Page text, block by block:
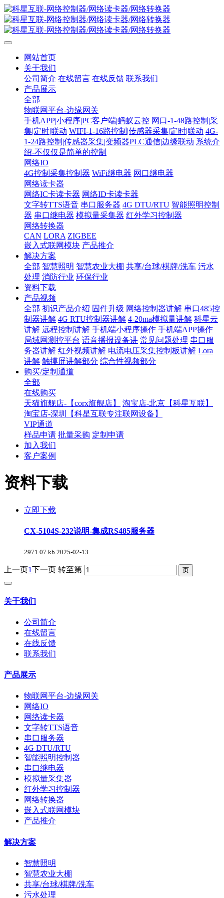
网站首页
关于我们
公司简介 在线留言 在线反馈 联系我们
产品展示
全部
物联网平台-边缘网关
手机APP|小程序|PC客户端|蚂蚁云控 网口-1-48路控制|采
集|定时|联动 WIFI-1-16路控制|传感器采集|定时|联动 4G-
1-24路控制|传感器采集|变频器PLC通信|边缘联动 系统介
绍-不仅仅是简单的控制
网络IO
4G控制采集控制器 WiFi继电器 网口继电器
网络读卡器
网络IC卡读卡器 网络ID卡读卡器
文字转TTS语音 串口服务器 4G DTU/RTU 智能照明控制
器 串口继电器 模拟量采集器 红外学习控制器
网络转换器
CAN LORA ZIGBEE
嵌入式联网模块 产品推介
解决方案
全部 智慧照明 智慧农业大棚 共享/台球/棋牌/洗车 污水
处理 消防行业 环保行业
资料下载
产品视频
全部 初识产品介绍 固件升级 网络控制器讲解 串口485控
制器讲解 4G RTU控制器讲解 4-20ma模拟量讲解 科星云
讲解 远程控制讲解 手机端小程序操作 手机端APP操作
局域网测控平台 语音播报设备讲 常见问题处理 串口服
务器讲解 红外视频讲解 电流电压采集控制板讲解 Lora
讲解 触摸屏讲解部分 综合性视频部分
购买/定制通道
全部
在线购买
天猫旗舰店-【corx旗舰店】
淘宝店-北京【科星互联】
淘宝店-深圳【科星互联专注联网设备】
VIP通道
样品申请 批量采购 定制申请
加入我们
客户案例
资料下载
立即下载
CX-5104S-232说明-集成RS485服务器
2971.07 kb 2025-02-13
上一页1下一页 转至第
关于我们
公司简介
在线留言
在线反馈
联系我们
产品展示
物联网平台-边缘网关
网络IO
网络读卡器
文字转TTS语音
串口服务器
4G DTU/RTU
智能照明控制器
串口继电器
模拟量采集器
红外学习控制器
网络转换器
嵌入式联网模块
产品推介
解决方案
智慧照明
智慧农业大棚
共享/台球/棋牌/洗车
污水处理